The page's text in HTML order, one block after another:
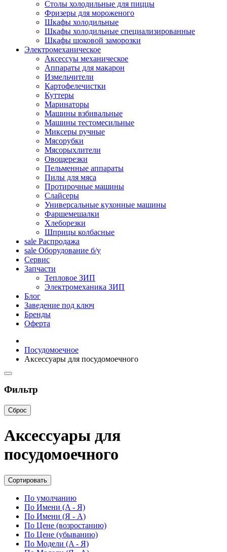
Столы холодильные для пиццы
Фризеры для мороженого
Шкафы холодильные
Шкафы холодильные специализированные
Шкафы шоковой заморозки
Электромеханическое
Аксессуы механическое
Аппараты для макарон
Измельчители
Картофелечистки
Куттеры
Маринаторы
Машины взбивальные
Машины тестомесильные
Миксеры ручные
Мясорубки
Мясорыхлители
Овощерезки
Пельменные аппараты
Пилы для мяса
Протирочные машины
Слайсеры
Универсальные кухонные машины
Фаршемешалки
Хлеборезки
Шприцы колбасные
sale Распродажа
sale Оборудование б/у
Сервис
Запчасти
Тепловое ЗИП
Электромеханика ЗИП
Блог
Заведение под ключ
Бренды
Оферта
Посудомоечное
Аксессуары для посудомоечного
Фильтр
Сброс
Аксессуары для
посудомоечного
Сортировать
По умолчанию
По Имени (A - Я)
По Имени (Я - A)
По Цене (возростанию)
По Цене (убыванию)
По Модели (A - Я)